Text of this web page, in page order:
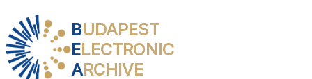
BUDAPEST
ELECTRONIC
ARCHIVE